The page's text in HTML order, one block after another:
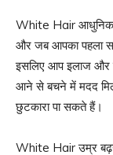
White Hair आधुनिक
और जब आपका पहला
इसलिए आप इलाज और
आने से बचने में मदद
छुटकारा पा सकते हैं।
White Hair उम्र